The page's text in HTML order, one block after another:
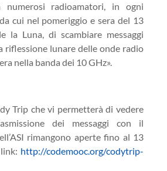
numerosi radioamatori, in ogni
cui nel pomeriggio e sera del 13
la Luna, di scambiare messaggi
riflessione lunare delle onde radio
nella banda dei 10 GHz».
Trip che vi permetterà di vedere
dei messaggi con il
rimangono aperte fino al 13
http://codemooc.org/codytrip-